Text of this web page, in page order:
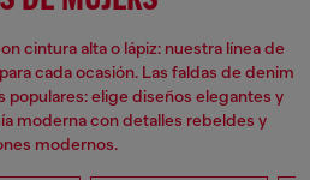
cintura alta o lápiz: nuestra línea de
cada ocasión. Las faldas de denim
populares: elige diseños elegantes y
moderna con detalles rebeldes y
modernos.